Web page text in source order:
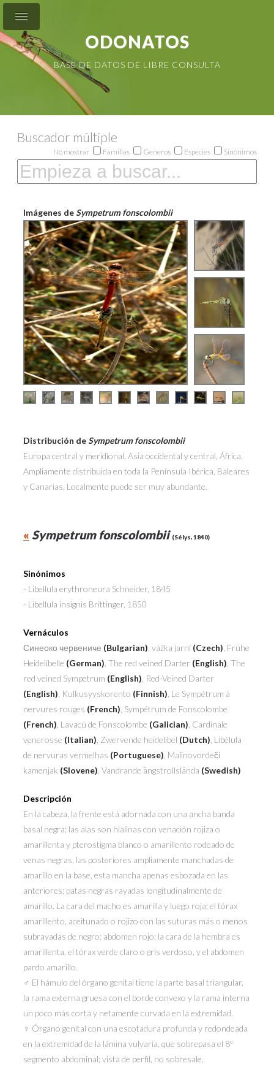
ODONATOS
BASE DE DATOS DE LIBRE CONSULTA
Buscador múltiple
No mostrar Familias Generos Especies Sinónimos
Imágenes deSympetrum fonscolombii
Distribución deSympetrum fonscolombii
Europa central y meridional, Asia occidental y central, África.
Ampliamente distribuida en toda la Península Ibérica, Baleares
y Canarias. Localmente puede ser muy abundante.
« Sympetrum fonscolombii (Sélys, 1840)
Sinónimos
- Libellula erythroneura Schneider, 1845
- Libellula insignis Brittinger, 1850
Vernáculos
Синеоко червениче (Bulgarian) , vážka jarní (Czech) , Frühe
Heidelibelle (German) , The red veined Darter (English) , The
red veined Sympetrum (English) , Red-Veined Darter
(English) , Kulkusyyskorento (Finnish) , Le Sympétrum à
nervures rouges (French) , Sympétrum de Fonscolombe
(French) , Lavacú de Fonscolombe (Galician) , Cardinale
venerosse (Italian) , Zwervende heidelibel (Dutch) , Libélula
de nervuras vermelhas (Portuguese) , Malinovordeči
kamenjak (Slovene) , Vandrande ängstrollslända (Swedish)
Descripción
En la cabeza, la frente está adornada con una ancha banda
basal negra; las alas son hialinas con venación rojiza o
amarillenta y pterostigma blanco o amarillento rodeado de
venas negras, las posteriores ampliamente manchadas de
amarillo en la base, esta mancha apenas esbozada en las
anteriores; patas negras rayadas longitudinalmente de
amarillo. La cara del macho es amarilla y luego roja; el tórax
amarillento, aceitunado o rojizo con las suturas más o menos
subrayadas de negro; abdomen rojo; la cara de la hembra es
amarillenta, el tórax verde claro o gris verdoso, y el abdomen
pardo amarillo.
♂ El hámulo del órgano genital tiene la parte basal triangular,
la rama externa gruesa con el borde convexo y la rama interna
un poco más corta y netamente curvada en la extremidad.
♀ Órgano genital con una escotadura profunda y redondeada
en la extremidad de la lámina vulvaria, que sobrepasa el 8º
segmento abdominal; vista de perfil, no sobresale.